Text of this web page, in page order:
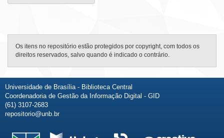
Os itens no repositório estão protegidos por copyright, com todos os
direitos reservados, salvo quando é indicado o contrário.
Universidade de Brasília - Biblioteca Central
Coordenadoria de Gestão da Informação Digital - GID
(61) 3107-2683
repositorio@unb.br